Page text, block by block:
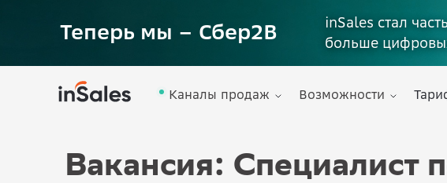
Теперь мы – Сбер2B
inSales стал
больше
Каналы продаж Возможности
Вакансия: Специалист